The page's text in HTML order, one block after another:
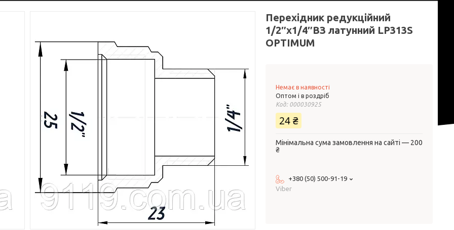
Перехідник редукційний
1/2″х1/4″ВЗ латунний LP313S
OPTIMUM
Немає в наявності
Оптом і в роздріб
Код: 000030925
24 ₴
Мінімальна сума замовлення на сайті — 200
₴
+380 (50) 500-91-19
Viber